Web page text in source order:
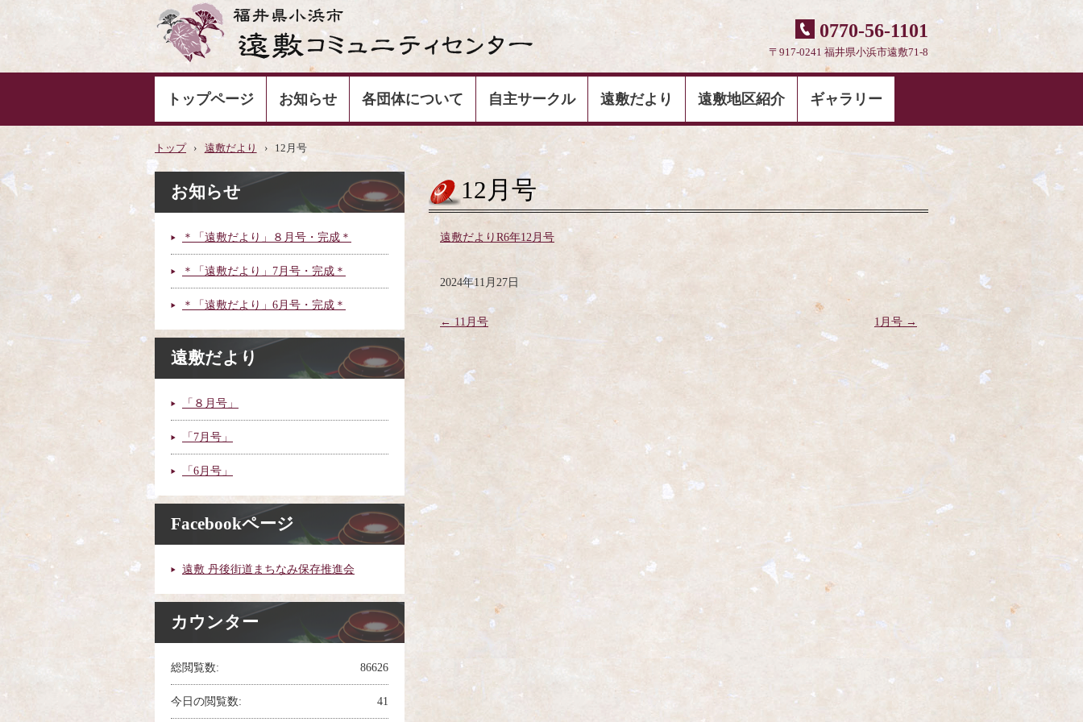
0770-56-1101
〒917-0241 福井県小浜市遠敷71-8
トップページ お知らせ 各団体について 自主サークル 遠敷だより 遠敷地区紹介 ギャラリー
トップ › 遠敷だより › 12月号
12月号
遠敷だよりR6年12月号
2024年11月27日
←11月号 1月号 →
お知らせ
＊「遠敷だより」８月号・完成＊
＊「遠敷だより」7月号・完成＊
＊「遠敷だより」6月号・完成＊
遠敷だより
「８月号」
「7月号」
「6月号」
Facebookページ
遠敷 丹後街道まちなみ保存推進会
カウンター
86626
総閲覧数:
41
今日の閲覧数: